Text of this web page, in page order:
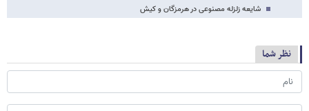
شایعه زلزله مصنوعی در هرمزگان و کیش
نظر شما